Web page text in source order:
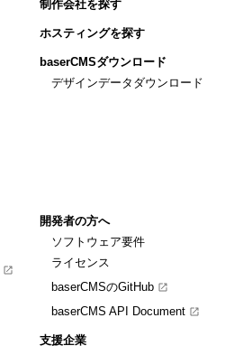
制作会社を探す
ホスティングを探す
baserCMSダウンロード
デザインデータダウンロード
開発者の方へ
ソフトウェア要件
ライセンス
baserCMSのGitHub
baserCMS API Document
支援企業